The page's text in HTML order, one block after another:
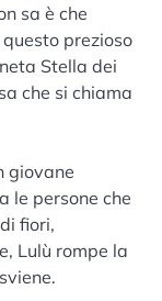
sa è che
prezioso
Stella dei
che si chiama
giovane
le persone che
fiori,
Lulù rompe la